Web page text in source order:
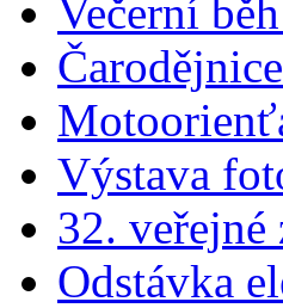
Večerní
Výstava
32. veřejné
Odstávka